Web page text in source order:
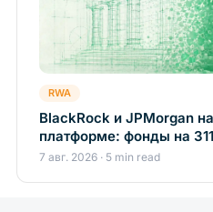
RWA
BlackRock и JPMorgan
платформе: фонды на
7 авг. 2026 · 5 min read